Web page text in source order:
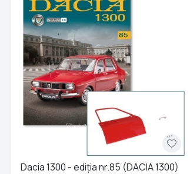
Dacia 1300 - ediția nr.85 (DACIA 1300)